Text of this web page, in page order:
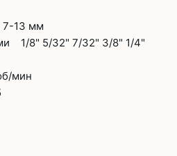
7-13 мм
1/8" 5/32" 7/32" 3/8" 1/4"
мин